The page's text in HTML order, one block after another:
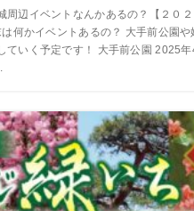
周辺イベントなんかあるの？【２０２
何かイベントあるの？ 大手前公園や
ていく予定です！ 大手前公園 2025年